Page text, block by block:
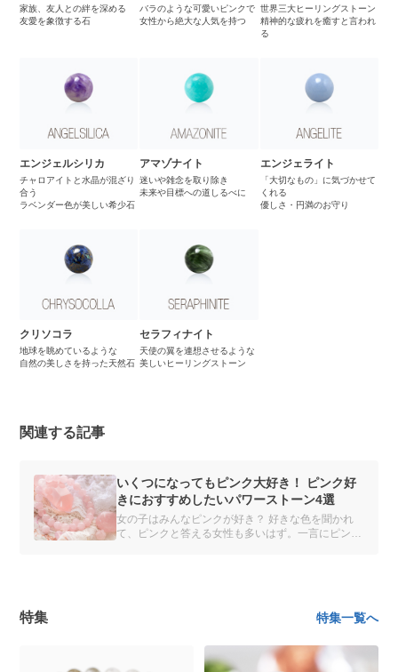
家族、友人との絆を深める
友愛を象徴する石
バラのような可愛いピンクで
女性から絶大な人気を持つ
世界三大ヒーリングストーン
精神的な疲れを癒すと言われ
る
エンジェルシリカ
チャロアイトと水晶が混ざり
合う
ラベンダー色が美しい希少石
アマゾナイト
迷いや雑念を取り除き
未来や目標への道しるべに
エンジェライト
「大切なもの」に気づかせて
くれる
優しさ・円満のお守り
クリソコラ
地球を眺めているような
自然の美しさを持った天然石
セラフィナイト
天使の翼を連想させるような
美しいヒーリングストーン
関連する記事
いくつになってもピンク大好き！ ピンク好
きにおすすめしたいパワーストーン4選
女の子はみんなピンクが好き？ 好きな色を聞かれ
て、ピンクと答える女性も多いはず。一言にピンク
特集 特集一覧へ